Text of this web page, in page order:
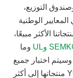
التوزيع،
الوطنية
الأكثر مبيعًا،
وما
اختبار جميع
منتجاتنا قبل مغادرة مصنعنا. باعت YUANKY منتجاتها إلى أكثر